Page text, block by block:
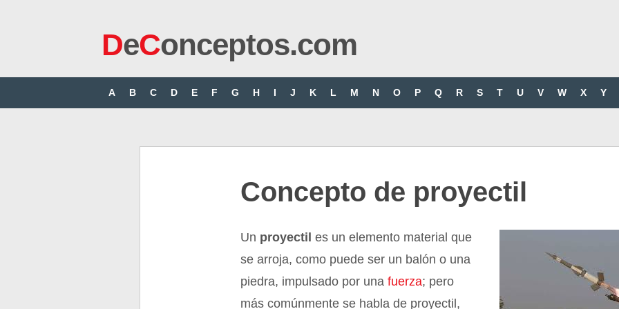
DeConceptos.com
A B C D E F G H I J K L M N O P Q R S T U V W X Y
Concepto de proyectil
Un proyectil es un elemento material que
se arroja, como puede ser un balón o una
piedra, impulsado por unafuerza; pero
más comúnmente se habla de proyectil,